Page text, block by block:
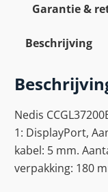
Garantie &
Beschrijving
Nedis
1: DisplayPort,
kabel: 5 mm.
verpakking: 180